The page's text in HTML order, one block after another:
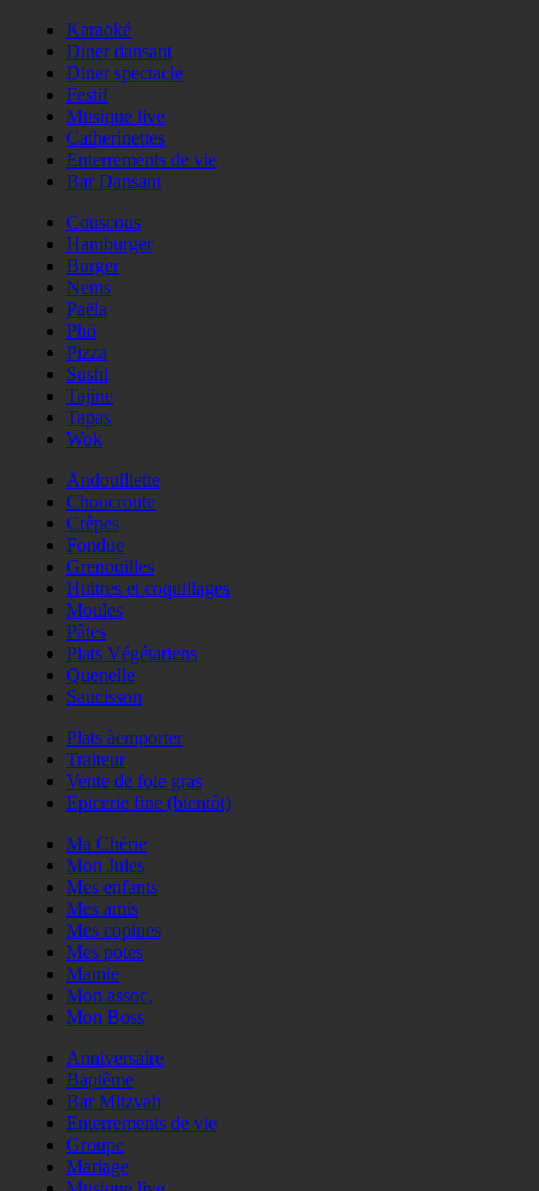
Karaoké
Diner dansant
Diner spectacle
Festif
Musique live
Catherinettes
Enterrements de vie
Bar Dansant
Couscous
Hamburger
Burger
Nems
Paëla
Phö
Pizza
Sushi
Tajine
Tapas
Wok
Andouillette
Choucroute
Crêpes
Fondue
Grenouilles
Huitres et coquillages
Moules
Pâtes
Plats Végétariens
Quenelle
Saucisson
Plats àemporter
Traiteur
Vente de foie gras
Epicerie fine (bientôt)
Ma Chérie
Mon Jules
Mes enfants
Mes amis
Mes copines
Mes potes
Mamie
Mon assoc.
Mon Boss
Anniversaire
Baptême
Bar Mitzvah
Enterrements de vie
Groupe
Mariage